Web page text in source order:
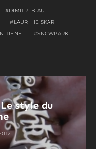
DIMITRI BIAU
LAURI HEISKARI
TIENE
SNOWPARK
style du